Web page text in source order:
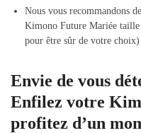
Nous vous recommandons
Kimono Future Mariée
pour être sûr de votre choix)
Envie de vous
Enfilez votre
profitez d’un